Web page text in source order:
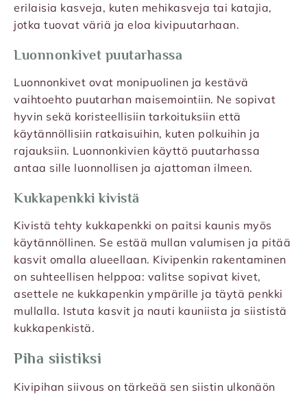
erilaisia kasveja, kuten mehikasveja tai katajia,
jotka tuovat väriä ja eloa kivipuutarhaan.
Luonnonkivet puutarhassa
Luonnonkivet ovat monipuolinen ja kestävä
vaihtoehto puutarhan maisemointiin. Ne sopivat
hyvin sekä koristeellisiin tarkoituksiin että
käytännöllisiin ratkaisuihin, kuten polkuihin ja
rajauksiin. Luonnonkivien käyttö puutarhassa
antaa sille luonnollisen ja ajattoman ilmeen.
Kukkapenkki kivistä
Kivistä tehty kukkapenkki on paitsi kaunis myös
käytännöllinen. Se estää mullan valumisen ja pitää
kasvit omalla alueellaan. Kivipenkin rakentaminen
on suhteellisen helppoa: valitse sopivat kivet,
asettele ne kukkapenkin ympärille ja täytä penkki
mullalla. Istuta kasvit ja nauti kauniista ja siististä
kukkapenkistä.
Piha siistiksi
Kivipihan siivous on tärkeää sen siistin ulkonäön